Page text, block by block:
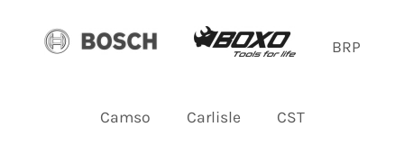
BRP
Camso Carlisle CST